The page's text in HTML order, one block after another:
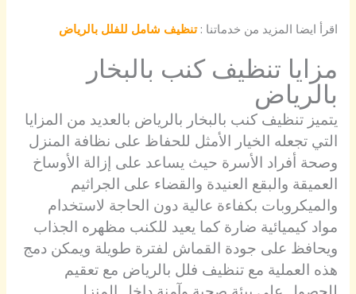
اقرأ ايضا المزيد من خدماتنا :تنظيف شامل للفلل بالرياض
مزايا تنظيف كنب بالبخار
بالرياض
يتميز تنظيف كنب بالبخار بالرياض بالعديد من المزايا
التي تجعله الخيار الأمثل للحفاظ على نظافة المنزل
وصحة أفراد الأسرة حيث يساعد على إزالة الأوساخ
العميقة والبقع العنيدة والقضاء على الجراثيم
والميكروبات بكفاءة عالية دون الحاجة لاستخدام
مواد كيميائية ضارة كما يعيد للكنب مظهره الجذاب
ويحافظ على جودة القماش لفترة طويلة ويمكن دمج
هذه العملية مع تنظيف فلل بالرياض مع تعقيم